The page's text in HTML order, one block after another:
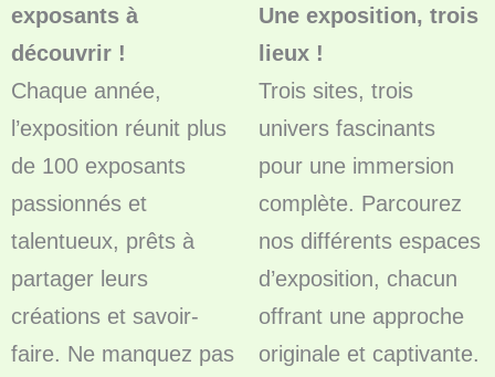
exposants à
découvrir !
Chaque année,
l’exposition réunit plus
de 100 exposants
passionnés et
talentueux, prêts à
partager leurs
créations et savoir-
faire. Ne manquez pas
Une exposition, trois
lieux !
Trois sites, trois
univers fascinants
pour une immersion
complète. Parcourez
nos différents espaces
d’exposition, chacun
offrant une approche
originale et captivante.